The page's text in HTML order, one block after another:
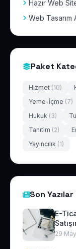
Hazır Web
Web Tasarım
Paket
Hizmet (10)
Yeme-İçme (7)
Hukuk (3)
Tanıtım (2)
Yayıncılık (1)
Son Yazılar
E-
29